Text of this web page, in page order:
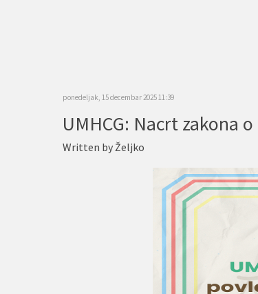
ponedeljak, 15 decembar 2025 11:39
Written byŽeljko